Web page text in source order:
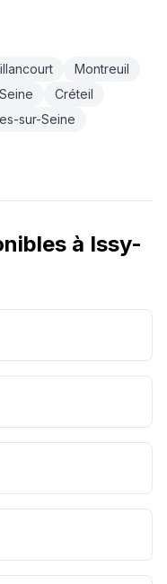
Montreuil
Créteil
sur-Seine
à Issy-